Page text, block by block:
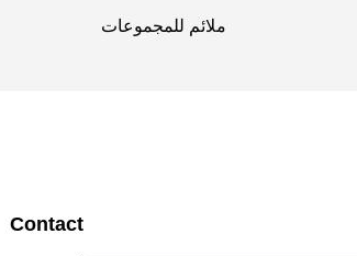
ملائم للمجموعات
Contact